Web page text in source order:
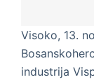
Visoko, 13.
industrija